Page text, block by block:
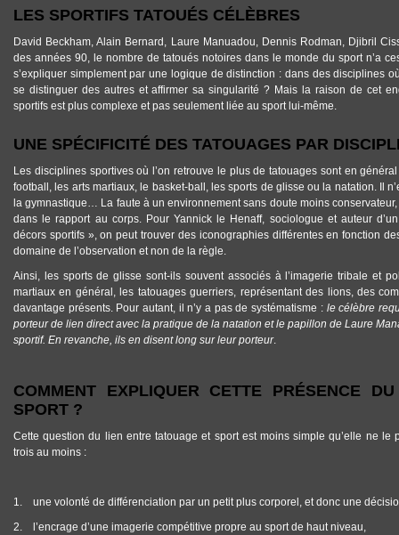
LES SPORTIFS TATOUÉS CÉLÈBRES
David Beckham, Alain Bernard, Laure Manuadou, Dennis Rodman, Djibril
des années 90, le nombre de tatoués notoires dans le monde du sport n’a
s’expliquer simplement par une logique de distinction : dans des disciplines
se distinguer des autres et affirmer sa singularité ? Mais la raison de cet
sportifs est plus complexe et pas seulement liée au sport lui-même.
UNE SPÉCIFICITÉ DES TATOUAGES PAR
Les disciplines sportives où l’on retrouve le plus de tatouages sont en
football, les arts martiaux, le basket-ball, les sports de glisse ou la natation. Il
la gymnastique… La faute à un environnement sans doute moins
dans le rapport au corps. Pour Yannick le Henaff, sociologue et auteur
décors sportifs », on peut trouver des iconographies différentes en fonction
domaine de l’observation et non de la règle.
Ainsi, les sports de glisse sont-ils souvent associés à l’imagerie tribale et
martiaux en général, les tatouages guerriers, représentant des lions, des
davantage présents. Pour autant, il n’y a pas de systématisme : le célèbre
porteur de lien direct avec la pratique de la natation et le papillon de Laure
sportif. En revanche, ils en disent long sur leur porteur.
COMMENT EXPLIQUER CETTE PRÉSENCE
SPORT ?
Cette question du lien entretatouage et sportest moins simple qu’elle ne le
trois au moins :
1. une volonté de différenciation par un petit plus corporel, et donc une
2. l’encrage d’une imagerie compétitive propre au sport de haut niveau,